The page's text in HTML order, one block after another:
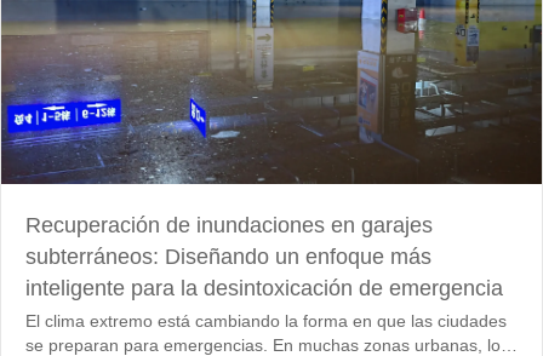
Recuperación de inundaciones en garajes
subterráneos: Diseñando un enfoque más
inteligente para la desintoxicación de emergencia
El clima extremo está cambiando la forma en que las ciudades
se preparan para emergencias. En muchas zonas urbanas, los